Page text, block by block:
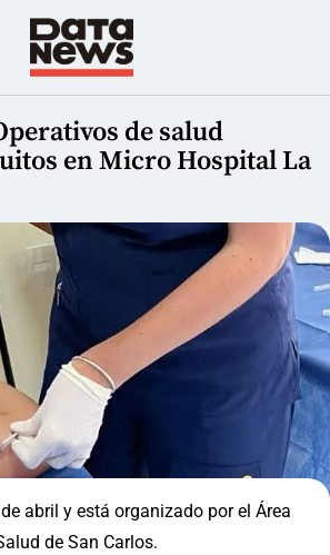
de salud
en Micro Hospital La
abril y está organizado por el Área
de San Carlos.